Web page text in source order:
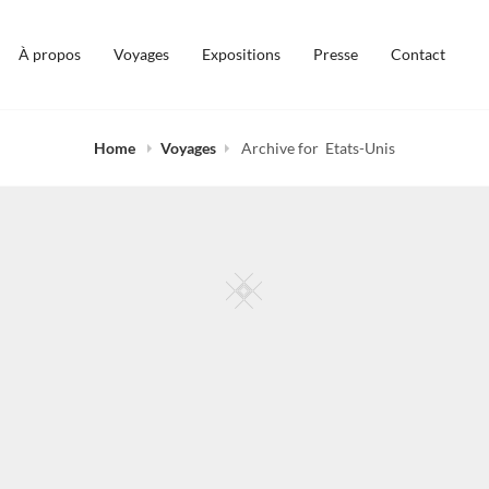
À propos Voyages Expositions Presse Contact
Home Voyages Archive for Etats-Unis
Square